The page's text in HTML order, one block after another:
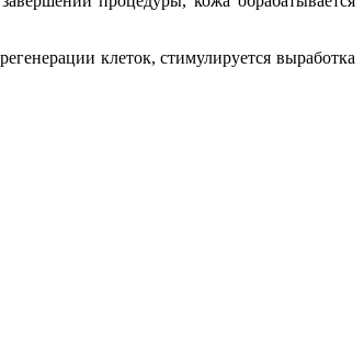
клеток, стимулируется выработка